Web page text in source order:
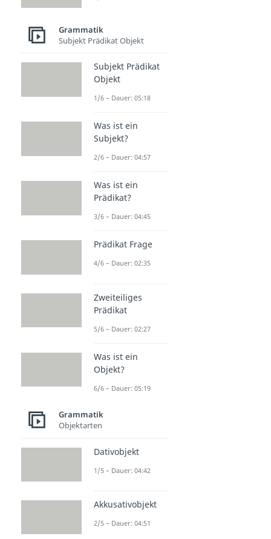
Grammatik
Subjekt Prädikat Objekt
Subjekt Prädikat
Objekt
1/6 – Dauer: 05:18
Was ist ein
Subjekt?
2/6 – Dauer: 04:57
Was ist ein
Prädikat?
3/6 – Dauer: 04:45
Prädikat Frage
4/6 – Dauer: 02:35
Zweiteiliges
Prädikat
5/6 – Dauer: 02:27
Was ist ein
Objekt?
6/6 – Dauer: 05:19
Grammatik
Objektarten
Dativobjekt
1/5 – Dauer: 04:42
Akkusativobjekt
2/5 – Dauer: 04:51